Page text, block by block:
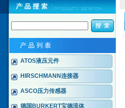
ATOS液压元件
HIRSCHMANN连接器
ASCO压力传感器
德国BURKERT宝德流体